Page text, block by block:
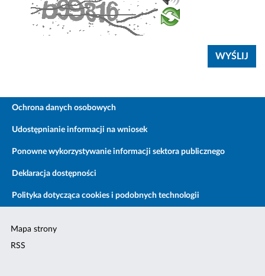
Ochrona danych osobowych
Udostępnianie informacji na wniosek
Ponowne wykorzystywanie informacji sektora publicznego
Deklaracja dostępności
Polityka dotycząca cookies i podobnych technologii
Mapa strony
RSS